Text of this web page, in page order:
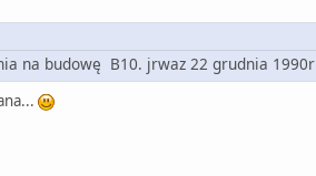
na budowę B10. jrwaz 22 grudnia 1990r